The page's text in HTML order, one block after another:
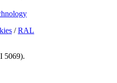
/RAL
5069).